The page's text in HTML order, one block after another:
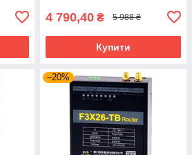
4 790,40 ₴ 5 988 ₴
Купити
–20%